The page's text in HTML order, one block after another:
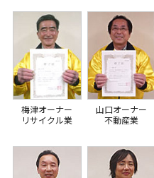
梅津オーナー
リサイクル業
山口オーナー
不動産業